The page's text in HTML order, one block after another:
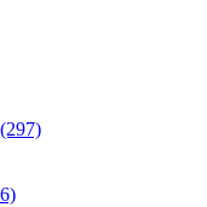
(297)